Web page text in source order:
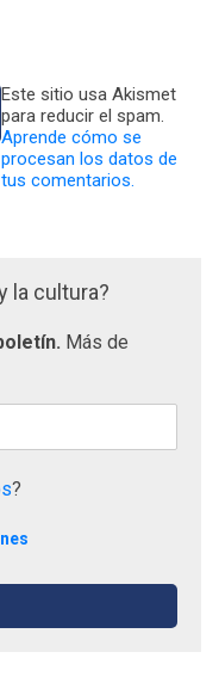
Este sitio usa Akismet
para reducir el spam.
Aprende cómo se
procesan los datos de
tus comentarios.
la cultura?
Más de
?